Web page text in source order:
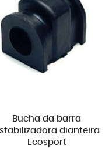
Bucha da barra
dianteira
Ecosport